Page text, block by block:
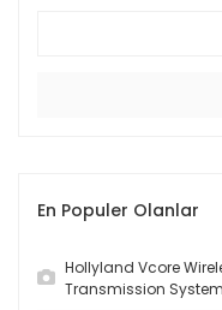
En Populer Olanlar
Hollyland Vcore
Transmission System